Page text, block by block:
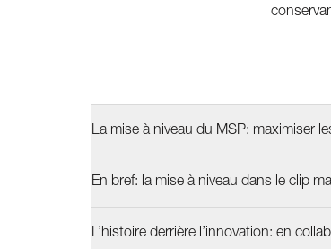
La mise à niveau du MSP: maximiser
En bref: la mise à niveau dans le clip
L’histoire derrière l’innovation: en